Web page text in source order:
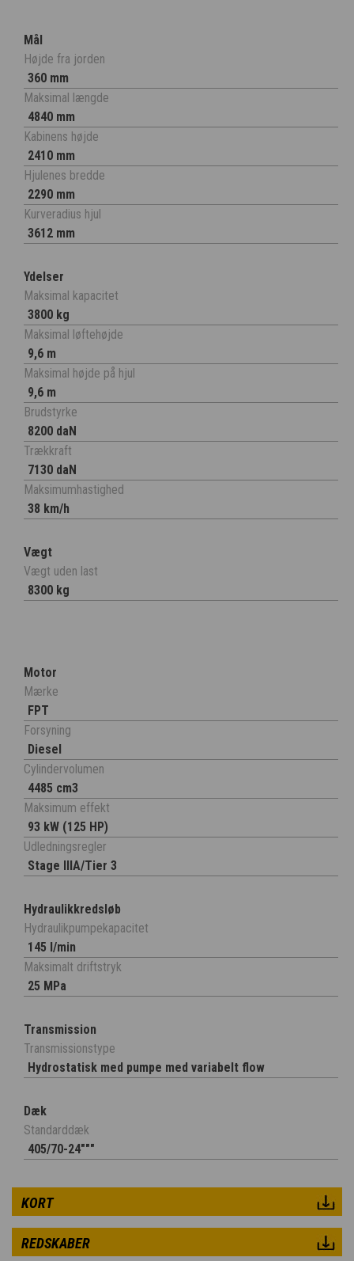
Mål
Højde fra jorden
360 mm
Maksimal længde
4840 mm
Kabinens højde
2410 mm
Hjulenes bredde
2290 mm
Kurveradius hjul
3612 mm
Ydelser
Maksimal kapacitet
3800 kg
Maksimal løftehøjde
9,6 m
Maksimal højde på hjul
9,6 m
Brudstyrke
8200 daN
Trækkraft
7130 daN
Maksimumhastighed
38 km/h
Vægt
Vægt uden last
8300 kg
Motor
Mærke
FPT
Forsyning
Diesel
Cylindervolumen
4485 cm3
Maksimum effekt
93 kW (125 HP)
Udledningsregler
Stage IIIA/Tier 3
Hydraulikkredsløb
Hydraulikpumpekapacitet
145 l/min
Maksimalt driftstryk
25 MPa
Transmission
Transmissionstype
Hydrostatisk med pumpe med variabelt flow
Dæk
Standarddæk
405/70-24"""
KORT
REDSKABER